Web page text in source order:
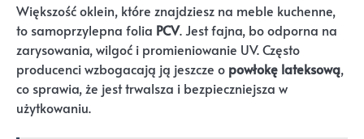
Większość oklein, które znajdziesz na meble kuchenne,
to samoprzylepna folia PCV. Jest fajna, bo odporna na
zarysowania, wilgoć i promieniowanie UV. Często
producenci wzbogacają ją jeszcze o powłokę lateksową,
co sprawia, że jest trwalsza i bezpieczniejsza w
użytkowaniu.